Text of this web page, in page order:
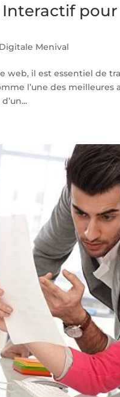
Menival
web, il est essentiel de
l’une des